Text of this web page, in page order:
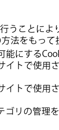
うことによ
法をもっ
にする
イトで使用
イトで使用
ゴリの管理